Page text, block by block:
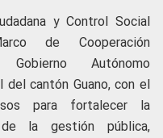
y Control Social
de Cooperación
Autónomo
del cantón Guano, con el
para fortalecer la
de la gestión pública,